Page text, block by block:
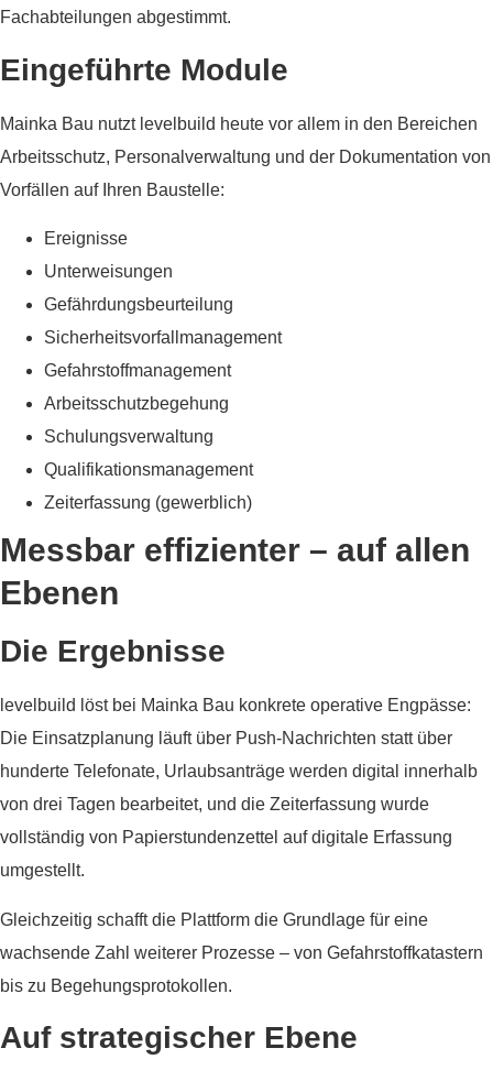
Fachabteilungen abgestimmt.
Eingeführte Module
Mainka Bau nutzt levelbuild heute vor allem in den Bereichen
Arbeitsschutz, Personalverwaltung und der Dokumentation von
Vorfällen auf Ihren Baustelle:
Ereignisse
Unterweisungen
Gefährdungsbeurteilung
Sicherheitsvorfallmanagement
Gefahrstoffmanagement
Arbeitsschutzbegehung
Schulungsverwaltung
Qualifikationsmanagement
Zeiterfassung (gewerblich)
Messbar effizienter – auf allen
Ebenen
Die Ergebnisse
levelbuild löst bei Mainka Bau konkrete operative Engpässe:
Die Einsatzplanung läuft über Push-Nachrichten statt über
hunderte Telefonate, Urlaubsanträge werden digital innerhalb
von drei Tagen bearbeitet, und die Zeiterfassung wurde
vollständig von Papierstundenzettel auf digitale Erfassung
umgestellt.
Gleichzeitig schafft die Plattform die Grundlage für eine
wachsende Zahl weiterer Prozesse – von Gefahrstoffkatastern
bis zu Begehungsprotokollen.
Auf strategischer Ebene